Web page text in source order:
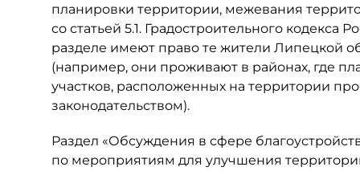
планировки территории, межевания
со статьей 5.1. Градостроительного
разделе имеют право те жители Липецкой
(например, они проживают в районах, где
участков, расположенных на территории
законодательством).
Раздел «Обсуждения в сфере
по мероприятиям для улучшения